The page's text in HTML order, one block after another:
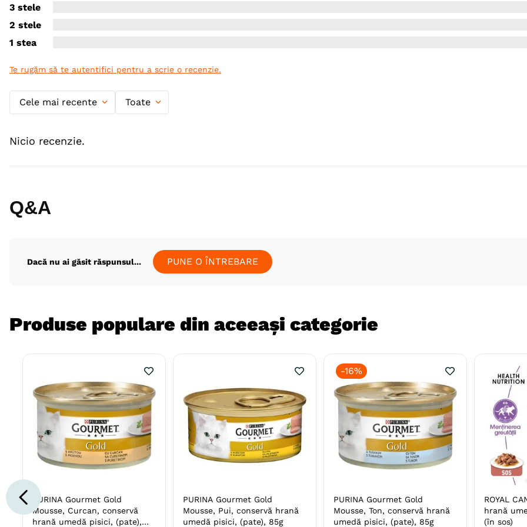
3 stele
2 stele
1 stea
Te rugăm să te autentifici pentru a scrie o recenzie.
Cele mai recente Toate
Nicio recenzie.
Q&A
Dacă nu ai găsit răspunsul... PUNE O ÎNTREBARE
Produse populare din aceeași categorie
PURINA Gourmet Gold
Mousse, Curcan, conservă
hrană umedă pisici, (pate),
PURINA Gourmet Gold
Mousse, Pui, conservă hrană
umedă pisici, (pate), 85g
-16%
PURINA Gourmet Gold
Mousse, Ton, conservă hrană
umedă pisici, (pate), 85g
ROYAL
hrană
(în sos)